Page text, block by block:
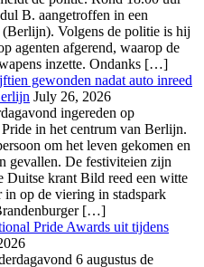
B. aangetroffen in een
Volgens de politie is hij
agenten afgerend, waarop de
inzette. Ondanks […]
gewonden nadat auto inreed
July 26, 2026
ingereden op
in het centrum van Berlijn.
om het leven gekomen en
gevallen. De festiviteien zijn
Duitse krant Bild reed een witte
in op de viering in stadspark
[…]
Pride Awards uit tijdens
6 augustus de